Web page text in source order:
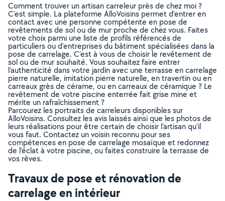
Comment trouver un artisan carreleur près de chez moi ?
C'est simple. La plateforme AlloVoisins permet d’entrer en
contact avec une personne compétente en pose de
revêtements de sol ou de mur proche de chez vous. Faites
votre choix parmi une liste de profils référencés de
particuliers ou d’entreprises du bâtiment spécialisées dans la
pose de carrelage. C’est à vous de choisir le revêtement de
sol ou de mur souhaité. Vous souhaitez faire entrer
l’authenticité dans votre jardin avec une terrasse en carrelage
pierre naturelle, imitation pierre naturelle, en travertin ou en
carreaux grès de cérame, ou en carreaux de céramique ? Le
revêtement de votre piscine enterrée fait grise mine et
mérite un rafraîchissement ?
Parcourez les portraits de carreleurs disponibles sur
AlloVoisins. Consultez les avis laissés ainsi que les photos de
leurs réalisations pour être certain de choisir l’artisan qu’il
vous faut. Contactez un voisin reconnu pour ses
compétences en pose de carrelage mosaïque et redonnez
de l’éclat à votre piscine, ou faites construire la terrasse de
vos rêves.
Travaux de pose et rénovation de
carrelage en intérieur